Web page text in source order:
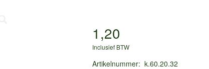
1,20
Inclusief BTW
Artikelnummer: k.60.20.32